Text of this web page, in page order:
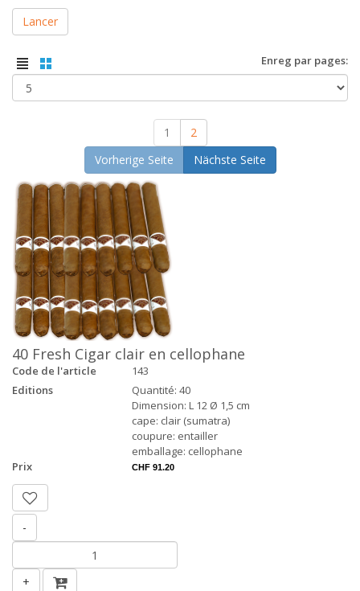
Lancer
Enreg par pages:
1
2
Vorherige Seite
Nächste Seite
40 Fresh Cigar clair en cellophane
Code de l'article
143
Editions
Quantité: 40
Dimension: L 12 Ø 1,5 cm
cape: clair (sumatra)
coupure: entailler
emballage: cellophane
Prix
CHF 91.20
-
+